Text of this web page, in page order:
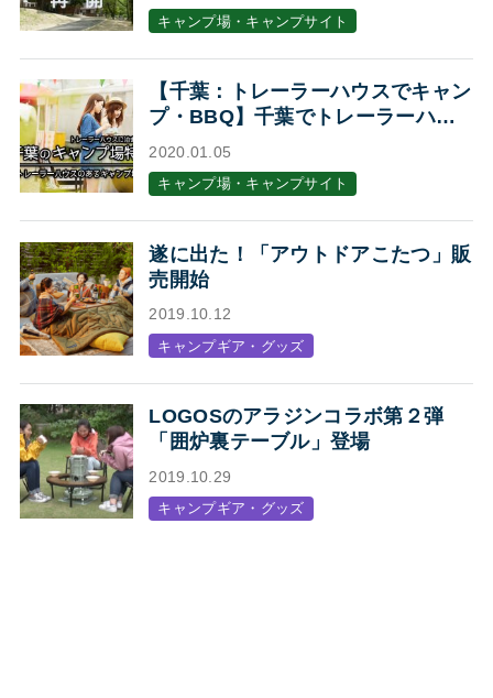
キャンプ場・キャンプサイト
【千葉：トレーラーハウスでキャン
プ・BBQ】千葉でトレーラーハウ
スに泊まれるキャンプ場・BBQ場7
選
2020.01.05
キャンプ場・キャンプサイト
遂に出た！「アウトドアこたつ」販
売開始
2019.10.12
キャンプギア・グッズ
LOGOSのアラジンコラボ第２弾
「囲炉裏テーブル」登場
2019.10.29
キャンプギア・グッズ